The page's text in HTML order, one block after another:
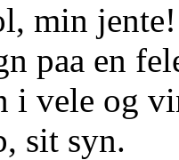
min jente!
paa en
i vele og
sit syn.